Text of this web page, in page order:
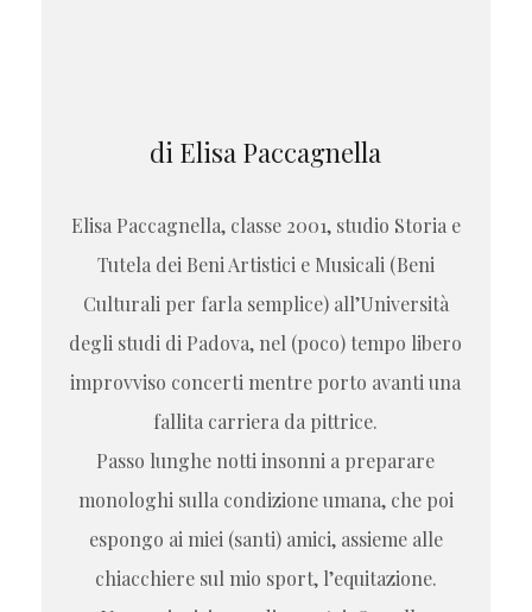
di Elisa Paccagnella
Elisa Paccagnella, classe 2001, studio Storia e
Tutela dei Beni Artistici e Musicali (Beni
Culturali per farla semplice) all’Università
degli studi di Padova, nel (poco) tempo libero
improvviso concerti mentre porto avanti una
fallita carriera da pittrice.
Passo lunghe notti insonni a preparare
monologhi sulla condizione umana, che poi
espongo ai miei (santi) amici, assieme alle
chiacchiere sul mio sport, l’equitazione.